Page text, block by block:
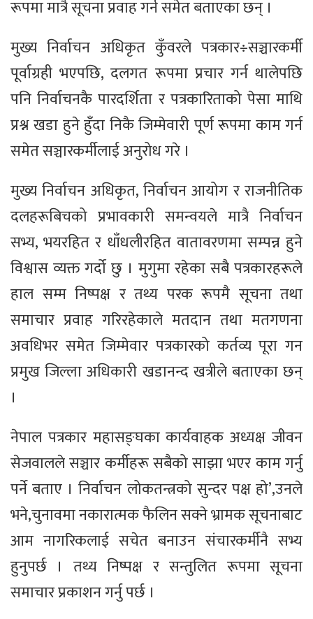
रूपमा मात्रै सूचना प्रवाह गर्न समेत बताएका छन् ।
मुख्य निर्वाचन अधिकृत कुँवरले पत्रकार÷सञ्चारकर्मी
पूर्वाग्रही भएपछि, दलगत रूपमा प्रचार गर्न थालेपछि
पनि निर्वाचनकै पारदर्शिता र पत्रकारिताको पेसा माथि
प्रश्न खडा हुने हुँदा निकै जिम्मेवारी पूर्ण रूपमा काम गर्न
समेत सञ्चारकर्मीलाई अनुरोध गरे ।
मुख्य निर्वाचन अधिकृत, निर्वाचन आयोग र राजनीतिक
दलहरूबिचको प्रभावकारी समन्वयले मात्रै निर्वाचन
सभ्य, भयरहित र धाँधलीरहित वातावरणमा सम्पन्न हुने
विश्वास व्यक्त गर्दो छु । मुगुमा रहेका सबै पत्रकारहरूले
हाल सम्म निष्पक्ष र तथ्य परक रूपमै सूचना तथा
समाचार प्रवाह गरिरहेकाले मतदान तथा मतगणना
अवधिभर समेत जिम्मेवार पत्रकारको कर्तव्य पूरा गन
प्रमुख जिल्ला अधिकारी खडानन्द खत्रीले बताएका छन्
।
नेपाल पत्रकार महासङ्घका कार्यवाहक अध्यक्ष जीवन
सेजवालले सञ्चार कर्मीहरू सबैको साझा भएर काम गर्नु
पर्ने बताए । निर्वाचन लोकतन्त्रको सुन्दर पक्ष हो’,उनले
भने,चुनावमा नकारात्मक फैलिन सक्ने भ्रामक सूचनाबाट
आम नागरिकलाई सचेत बनाउन संचारकर्मीनै सभ्य
हुनुपर्छ । तथ्य निष्पक्ष र सन्तुलित रूपमा सूचना
समाचार प्रकाशन गर्नु पर्छ ।